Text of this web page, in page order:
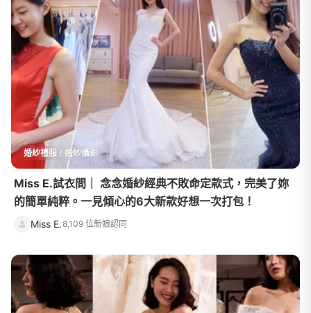
婚紗禮服 / 婚紗攝影
Miss E.試衣間｜ 念念婚紗經典不敗命定款式，完美了妳
的簡單純粹。一見傾心的6大新款好想一次打包！
Miss E.8,109 位新娘認同